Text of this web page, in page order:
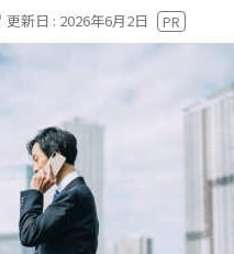
更新日 : 2026年6月2日